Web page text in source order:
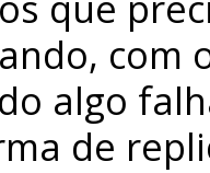
com
algo
de